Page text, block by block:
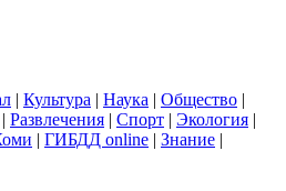
| Культура | Наука | Общество |
| Развлечения | Спорт | Экология |
| ГИБДД online | Знание |